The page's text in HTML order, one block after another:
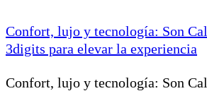
Confort, lujo y tecnología: Son
3digits para elevar la experiencia
Confort, lujo y tecnología: Son